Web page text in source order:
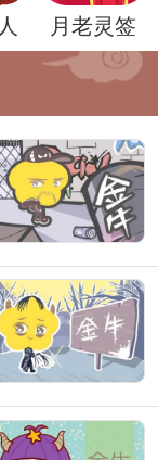
获得心灵的
的，每个人
的联想和情
外，还需要
来分析梦境
的意义。
表着母性的
，然而具体
解读。无论
探索的神秘
月老灵签